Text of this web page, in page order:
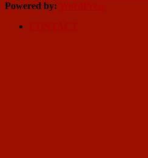
Powered by: